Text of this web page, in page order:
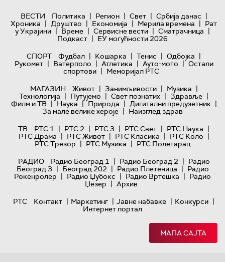
ВЕСТИ Политика | Регион | Свет | Србија данас |
Хроника | Друштво | Економија | Мерила времена | Рат
у Украјини | Време | Сервисне вести | Сматрачница |
Подкаст | ЕУ могућности 2026
СПОРТ
Фудбал | Кошарка | Тенис | Одбојка |
Рукомет | Ватерполо | Атлетика | Ауто-мото | Остали
спортови | Меморијал РТС
МАГАЗИН
Живот | Занимљивости | Музика |
Технологијa | Путујемо | Свет познатих | Здравље |
Филм и ТВ | Наука | Природа | Дигитални предузетник |
За мале велике хероје | Наизглед здрав
ТВ
РТС 1 | РТС 2 | РТС 3 | РТС Свет | РТС Наука |
РТС Драма | РТС Живот | РТС Класика | РТС Коло |
РТС Трезор | РТС Музика | РТС Полетарац
РАДИО
Радио Београд 1 | Радио Београд 2 | Радио
Београд 3 | Београд 202 | Радио Плетеница | Радио
Рокенролер | Радио Џубокс | Радио Вртешка | Радио
Џезер | Архив
РТС
Контакт | Маркетинг | Јавне набавке | Конкурси |
Интернет портал
МАПА САЈТА